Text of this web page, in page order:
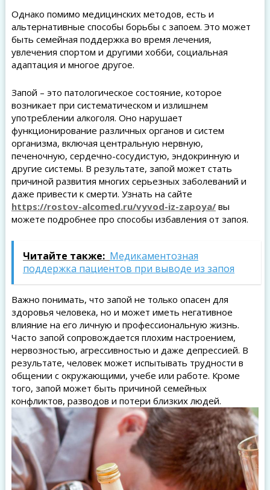
Однако помимо медицинских методов, есть и
альтернативные способы борьбы с запоем. Это может
быть семейная поддержка во время лечения,
увлечения спортом и другими хобби, социальная
адаптация и многое другое.
Запой – это патологическое состояние, которое
возникает при систематическом и излишнем
употреблении алкоголя. Оно нарушает
функционирование различных органов и систем
организма, включая центральную нервную,
печеночную, сердечно-сосудистую, эндокринную и
другие системы. В результате, запой может стать
причиной развития многих серьезных заболеваний и
даже привести к смерти. Узнать на сайте
https://rostov-alcomed.ru/vyvod-iz-zapoya/вы
можете подробнее про способы избавления от запоя.
Читайте также: Медикаментозная
поддержка пациентов при выводе из запоя
Важно понимать, что запой не только опасен для
здоровья человека, но и может иметь негативное
влияние на его личную и профессиональную жизнь.
Часто запой сопровождается плохим настроением,
нервозностью, агрессивностью и даже депрессией. В
результате, человек может испытывать трудности в
общении с окружающими, учебе или работе. Кроме
того, запой может быть причиной семейных
конфликтов, разводов и потери близких людей.